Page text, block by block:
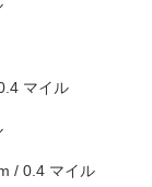
マイル
/ 0.4 マイル